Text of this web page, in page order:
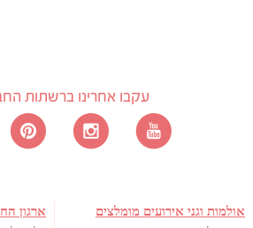
עקבו אחרינו ברשתות
אולמות וגני אירועים מומלצים ארגון